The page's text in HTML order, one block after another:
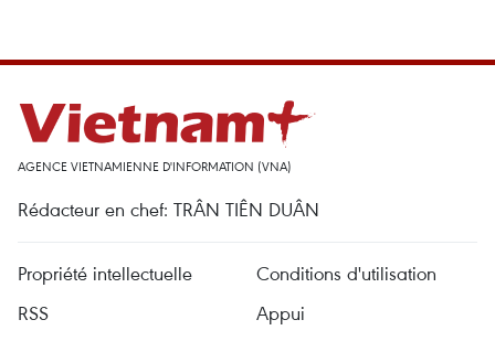
AGENCE VIETNAMIENNE D'INFORMATION (VNA)
Rédacteur en chef: TRÂN TIÊN DUÂN
Propriété intellectuelle
Conditions d'utilisation
RSS
Appui